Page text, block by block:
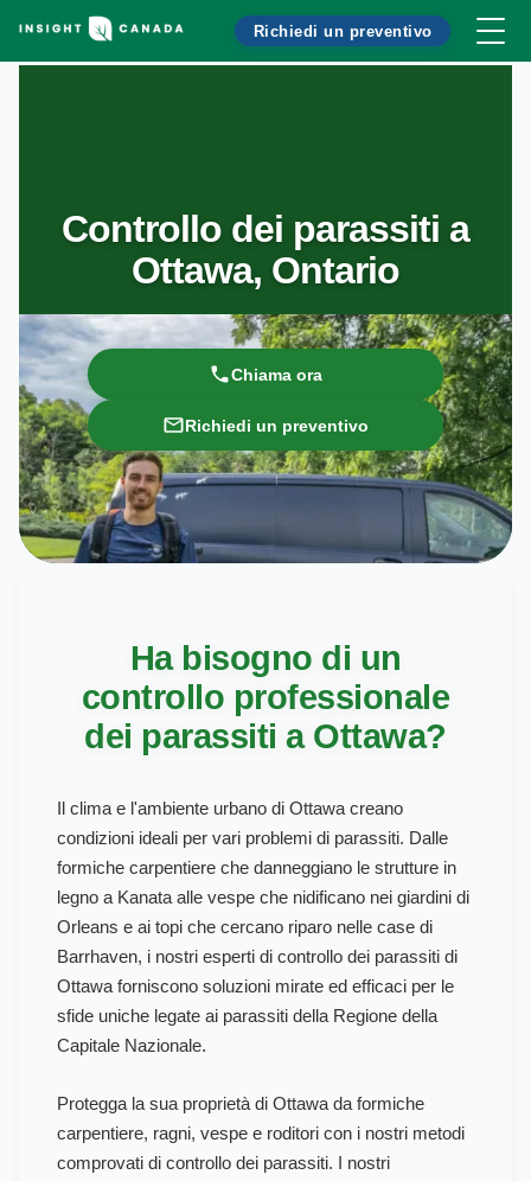
Richiedi un preventivo
Controllo dei parassiti a
Ottawa, Ontario
Chiama ora
Richiedi un preventivo
Ha bisogno di un
controllo professionale
dei parassiti a Ottawa?
Il clima e l'ambiente urbano di Ottawa creano
condizioni ideali per vari problemi di parassiti. Dalle
formiche carpentiere che danneggiano le strutture in
legno a Kanata alle vespe che nidificano nei giardini di
Orleans e ai topi che cercano riparo nelle case di
Barrhaven, i nostri esperti di controllo dei parassiti di
Ottawa forniscono soluzioni mirate ed efficaci per le
sfide uniche legate ai parassiti della Regione della
Capitale Nazionale.
Protegga la sua proprietà di Ottawa da formiche
carpentiere, ragni, vespe e roditori con i nostri metodi
comprovati di controllo dei parassiti. I nostri